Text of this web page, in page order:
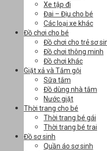
Xe tập đi
Đai – Địu cho bé
Các loại xe khác
Đồ chơi cho bé
Đồ chơi cho trẻ sơ
Đồ chơi thông minh
Đồ chơi khác
Giặt xả và Tắm gội
Sữa tắm
Đồ dùng nhà tắm
Nước giặt
Thời trang cho bé
Thời trang bé gái
Thời trang bé trai
Đồ sơ sinh
Quần áo sơ sinh